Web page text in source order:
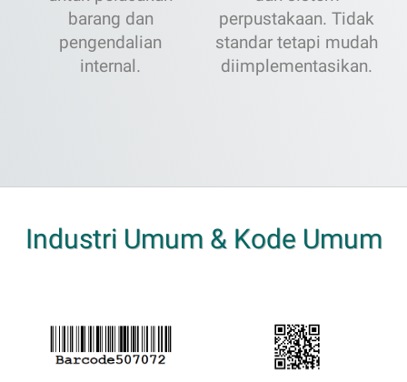
barang dan
pengendalian
internal.
perpustakaan. Tidak
standar tetapi mudah
diimplementasikan.
Industri Umum & Kode Umum